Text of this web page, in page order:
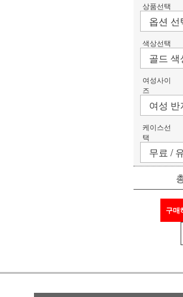
상품선택
색상선택
여성사이
즈
케이스선
택
구매